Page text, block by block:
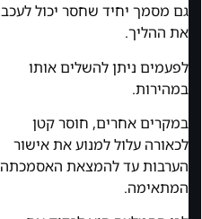
גם מסמך יחיד שחסר יכול לעכב
את ההליך.
לפעמים ניתן להשלים אותו
במהירות.
במקרים אחרים, חוסר קטן
לכאורה עלול למנוע את אישור
הערבות עד להמצאת האסמכתה
המתאימה.